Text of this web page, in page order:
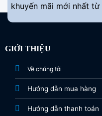
khuyến mãi mới nhất từ
GIỚI THIỆU
Về chúng tôi
Hướng dẫn mua hàng
Hướng dẫn thanh toán